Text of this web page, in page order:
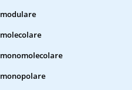
modulare
molecolare
monomolecolare
monopolare